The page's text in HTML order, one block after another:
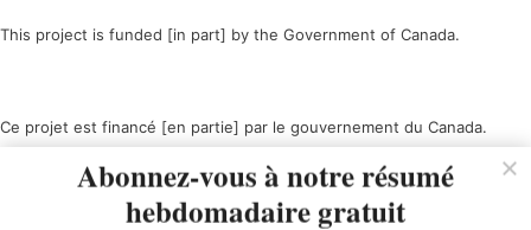
This project is funded [in part] by the Government of Canada.
Ce projet est financé [en partie] par le gouvernement du Canada.
Abonnez-vous à notre résumé
hebdomadaire gratuit